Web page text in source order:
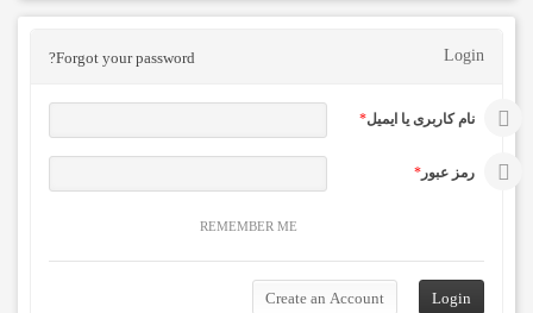
Login
Forgot your password?
نام کاربری یا ایمیل*
رمز عبور *
REMEMBER ME